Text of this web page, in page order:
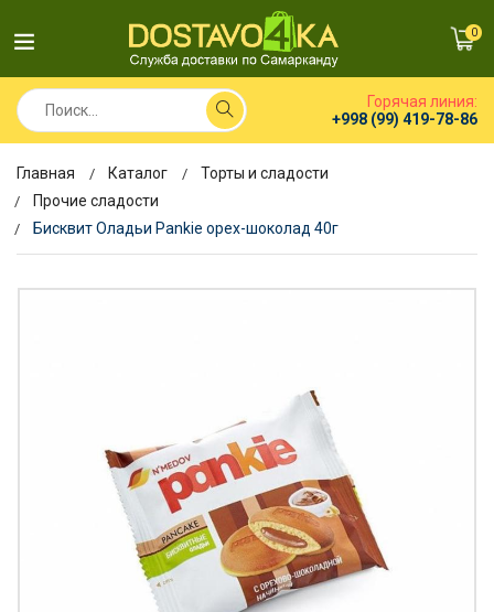
0
Горячая линия:
+998 (99) 419-78-86
Главная Каталог
Торты и сладости
Прочие сладости
Бисквит Оладьи Pankie орех-шоколад 40г